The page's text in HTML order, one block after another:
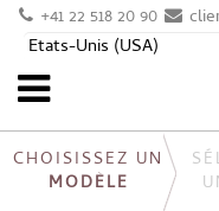
+41 22 518 20 90
CHOISISSEZ UN
MODÈLE